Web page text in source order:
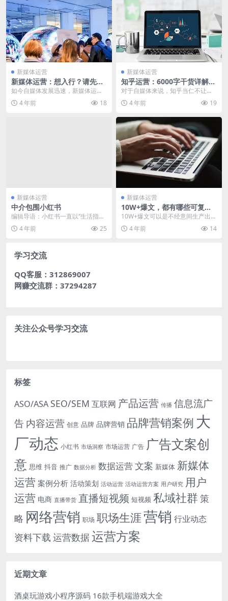
新媒体运营
新媒体运营：想入行？请先明
白新媒体运营的职责和规划
如今自媒体发展迅速，新媒体运营
多如过江之鲫，想要成为这股浪潮
中的其中一员，首先你...
4 年前 18
新媒体运营
知乎运营：6000字干货详解从
养号到变现
对于自媒体来说，知乎当仁不让的
成了很多人的心中的一个很重要的
引流平台。关于知乎账...
4 年前 19
新媒体运营
中介包围小红书
编辑导语：小红书一直以“生活指南”
为定位来进行宣传，很多人遇事不
决时，也会去小红...
4 年前 25
新媒体运营
10W+爆文，都有哪些可复制
的模式？
10W+爆文可以是不经意间生产出来
的，也可能是标准化模式生产出来
的。 所谓不经意...
4 年前 14
学习交流
QQ客服：312869007
网赚交流群：37294287
关注公众号学习交流
标签
ASO/ASA SEO/SEM 互联网 产品运营 传播 信息流广
告 内容运营 创意 品牌 品牌营销 品牌营销案例 大
厂动态 小红书 市场洞察 市场运营 广告 广告文案创
意 思维 抖音 推广 数据分析 数据运营文案 新媒体 新媒体
运营 案例分析 活动策划 活动运营 活动运营方案 用户研究 用户
运营 电商 直播带货 直播短视频 短视频 私域社群 策
略 网络营销 职场 职场生涯营销 行业动态
资料下载 运营数据运营方案
近期文章
酒桌玩游戏小程序源码 16款手机端游戏大全